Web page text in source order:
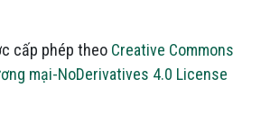
cấp phép theo Creative Commons
mại-NoDerivatives 4.0 License